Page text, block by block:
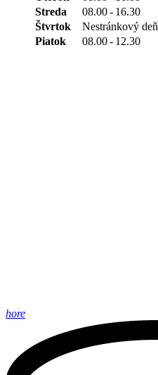
Streda
08.00- 16.30
Štvrtok
Nestránkový deň
Piatok
08.00- 12.30
hore